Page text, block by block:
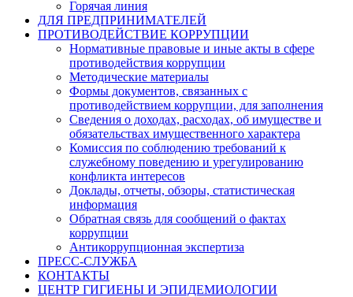
Горячая линия
ДЛЯ ПРЕДПРИНИМАТЕЛЕЙ
ПРОТИВОДЕЙСТВИЕ КОРРУПЦИИ
Нормативные правовые и иные акты в сфере
противодействия коррупции
Методические материалы
Формы документов, связанных с
противодействием коррупции, для заполнения
Сведения о доходах, расходах, об имуществе и
обязательствах имущественного характера
Комиссия по соблюдению требований к
служебному поведению и урегулированию
конфликта интересов
Доклады, отчеты, обзоры, статистическая
информация
Обратная связь для сообщений о фактах
коррупции
Антикоррупционная экспертиза
ПРЕСС-СЛУЖБА
КОНТАКТЫ
ЦЕНТР ГИГИЕНЫ И ЭПИДЕМИОЛОГИИ